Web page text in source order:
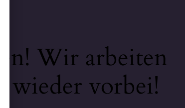
Wir arbeiten
wieder vorbei!